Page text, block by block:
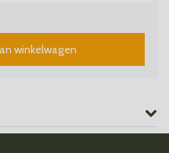
winkelwagen